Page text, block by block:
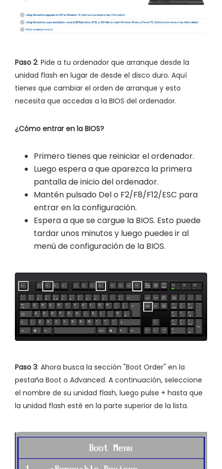
Paso 2: Pide a tu ordenador que arranque desde la
unidad flash en lugar de desde el disco duro. Aquí
tienes que cambiar el orden de arranque y esto
necesita que accedas a la BIOS del ordenador.
¿Cómo entrar en la BIOS?
Primero tienes que reiniciar el ordenador.
Luego espera a que aparezca la primera
pantalla de inicio del ordenador.
Mantén pulsado Del o F2/F8/F12/ESC para
entrar en la configuración.
Espera a que se cargue la BIOS. Esto puede
tardar unos minutos y luego puedes ir al
menú de configuración de la BIOS.
Paso 3: Ahora busca la sección "Boot Order" en la
pestaña Boot o Advanced. A continuación, seleccione
el nombre de su unidad flash, luego pulse + hasta que
la unidad flash esté en la parte superior de la lista.